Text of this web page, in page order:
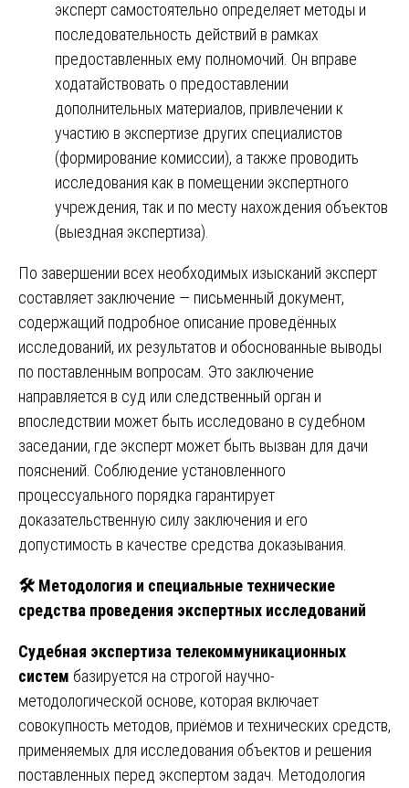
эксперт самостоятельно определяет методы и
последовательность действий в рамках
предоставленных ему полномочий. Он вправе
ходатайствовать о предоставлении
дополнительных материалов, привлечении к
участию в экспертизе других специалистов
(формирование комиссии), а также проводить
исследования как в помещении экспертного
учреждения, так и по месту нахождения объектов
(выездная экспертиза).
По завершении всех необходимых изысканий эксперт
составляет заключение — письменный документ,
содержащий подробное описание проведённых
исследований, их результатов и обоснованные выводы
по поставленным вопросам. Это заключение
направляется в суд или следственный орган и
впоследствии может быть исследовано в судебном
заседании, где эксперт может быть вызван для дачи
пояснений. Соблюдение установленного
процессуального порядка гарантирует
доказательственную силу заключения и его
допустимость в качестве средства доказывания.
🛠 ️ Методология и специальные технические
средства проведения экспертных исследований
Судебная экспертиза телекоммуникационных
систем базируется на строгой научно-
методологической основе, которая включает
совокупность методов, приёмов и технических средств,
применяемых для исследования объектов и решения
поставленных перед экспертом задач. Методология